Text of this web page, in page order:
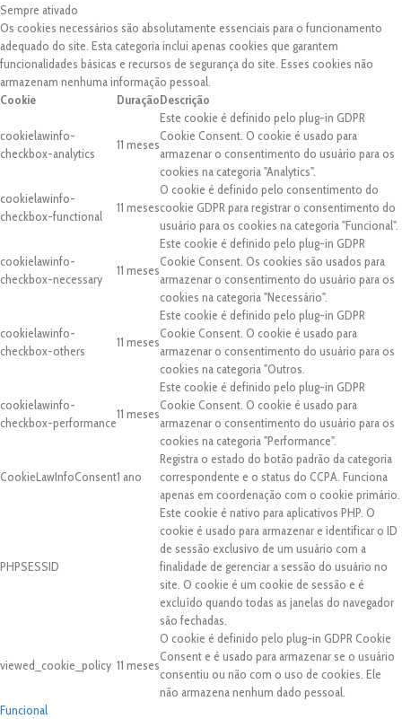
Sempre ativado
Os cookies necessários são absolutamente essenciais para o funcionamento
adequado do site. Esta categoria inclui apenas cookies que garantem
funcionalidades básicas e recursos de segurança do site. Esses cookies não
armazenam nenhuma informação pessoal.
Cookie
DuraçãoDescrição
cookielawinfo-
checkbox-analytics
11 meses
Este cookie é definido pelo plug-in GDPR
Cookie Consent. O cookie é usado para
armazenar o consentimento do usuário para os
cookies na categoria "Analytics".
cookielawinfo-
checkbox-functional
11 meses
O cookie é definido pelo consentimento do
cookie GDPR para registrar o consentimento do
usuário para os cookies na categoria "Funcional".
cookielawinfo-
checkbox-necessary
11 meses
Este cookie é definido pelo plug-in GDPR
Cookie Consent. Os cookies são usados para
armazenar o consentimento do usuário para os
cookies na categoria "Necessário".
cookielawinfo-
checkbox-others
11 meses
Este cookie é definido pelo plug-in GDPR
Cookie Consent. O cookie é usado para
armazenar o consentimento do usuário para os
cookies na categoria "Outros.
cookielawinfo-
checkbox-performance
11 meses
Este cookie é definido pelo plug-in GDPR
Cookie Consent. O cookie é usado para
armazenar o consentimento do usuário para os
cookies na categoria "Performance".
CookieLawInfoConsent1 ano
Registra o estado do botão padrão da categoria
correspondente e o status do CCPA. Funciona
apenas em coordenação com o cookie primário.
PHPSESSID
Este cookie é nativo para aplicativos PHP. O
cookie é usado para armazenar e identificar o ID
de sessão exclusivo de um usuário com a
finalidade de gerenciar a sessão do usuário no
site. O cookie é um cookie de sessão e é
excluído quando todas as janelas do navegador
são fechadas.
viewed_cookie_policy 11 meses
O cookie é definido pelo plug-in GDPR Cookie
Consent e é usado para armazenar se o usuário
consentiu ou não com o uso de cookies. Ele
não armazena nenhum dado pessoal.
Funcional